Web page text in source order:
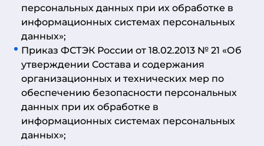
персональных данных при их обработке в
информационных системах персональных
данных»;
Приказ ФСТЭК России от 18.02.2013 № 21 «Об
утверждении Состава и содержания
организационных и технических мер по
обеспечению безопасности персональных
данных при их обработке в
информационных системах персональных
данных»;